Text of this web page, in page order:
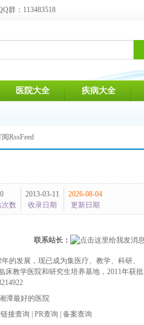
群：113483518
医院大全 疾病大全
0
次数
2013-03-11
收录日期
2026-08-04
更新日期
联系站长：
的发展，现已成为集医疗、教学、科研、
教学医院和研究生培养基地，2011年获批
潭最好的医院
接查询 PR查询
备案查询